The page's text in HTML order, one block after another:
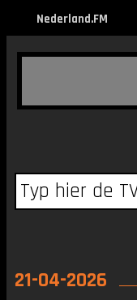
Nederland.FM
21-04-2026